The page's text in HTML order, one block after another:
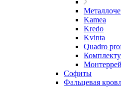
Kamea
Kredo
Kvinta
Quadro
Монтеррей
Софиты
Фальцевая